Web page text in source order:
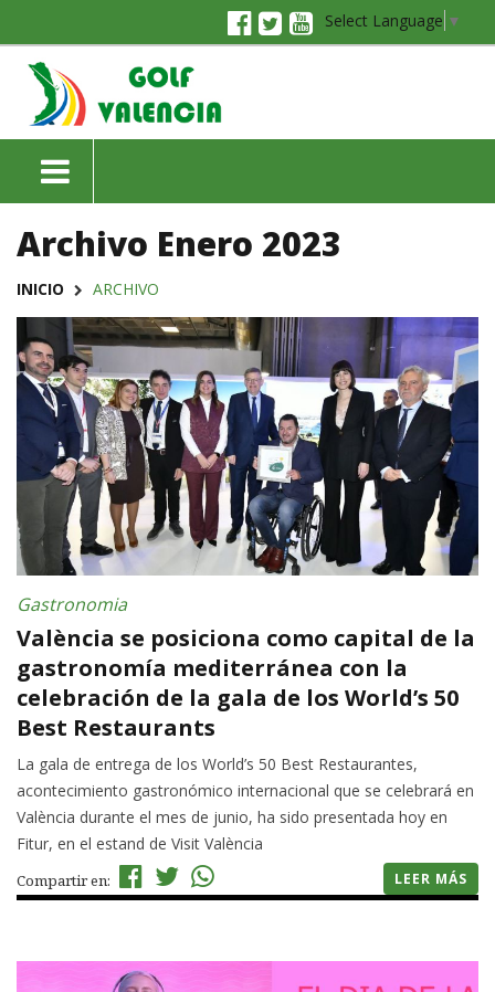
Select Language ▼
Archivo Enero 2023
INICIO ARCHIVO
Gastronomia
València se posiciona como capital de la
gastronomía mediterránea con la
celebración de la gala de los World’s 50
Best Restaurants
La gala de entrega de los World’s 50 Best Restaurantes,
acontecimiento gastronómico internacional que se celebrará en
València durante el mes de junio, ha sido presentada hoy en
Fitur, en el estand de Visit València
Compartir en: LEER MÁS